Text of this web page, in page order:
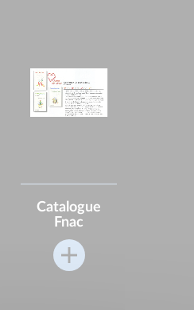
Catalogue
Fnac